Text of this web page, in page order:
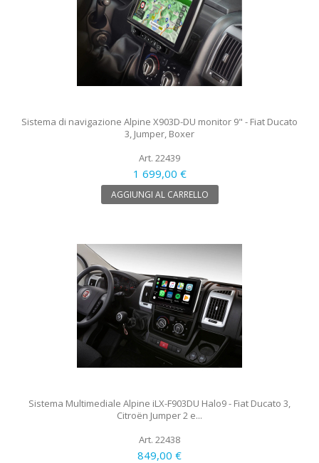
Sistema di navigazione Alpine X903D-DU monitor 9" - Fiat Ducato
3, Jumper, Boxer
Art. 22439
1 699,00 €
AGGIUNGI AL CARRELLO
Sistema Multimediale Alpine iLX-F903DU Halo9 - Fiat Ducato 3,
Citroën Jumper 2 e...
Art. 22438
849,00 €